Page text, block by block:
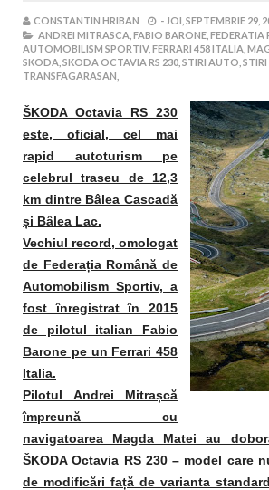
CONSTANTIN HRIBAN - JOI, SEPTEMBRIE 29,
ANDREI MITRASCA, FABIO BARONE, FEDERATIA
AUTOMOBILISM SPORTIV, FERRARI 458 ITALIA,
SKODA, SKODA OCTAVIA RS 230, STIRI AUTO,
TRANSFAGARASAN,
ŠKODA Octavia RS 230
este, oficial, cel mai
rapid autoturism pe
celebrul traseu de 12,3
km dintre Bâlea Cascadă
și Bâlea Lac.
Vechiul record, omologat
de Federația Română de
Automobilism Sportiv, a
fost înregistrat în 2015
de pilotul italian Fabio
Barone pe un Ferrari 458
Italia.
Pilotul Andrei Mitrașcă
împreună cu
navigatoarea Magda Matei au
ŠKODA Octavia RS 230 – model care
de modificări față de varianta